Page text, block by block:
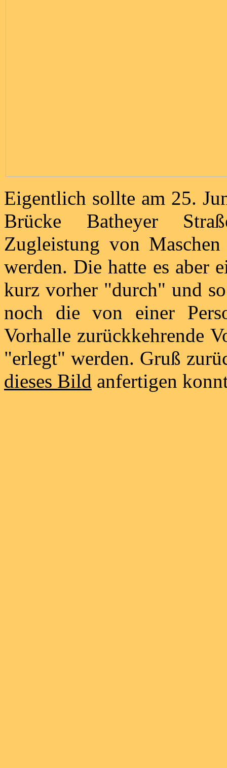
Eigentlich sollte am 25.
Brücke Batheyer
Zugleistung von
werden. Die hatte es aber
kurz vorher "durch" und
noch die von einer
Vorhalle zurückkehrende
"erlegt" werden. Gruß
dieses Bild anfertigen